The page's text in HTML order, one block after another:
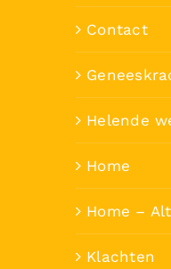
Contact
Helende
Home
Home –
Klachten